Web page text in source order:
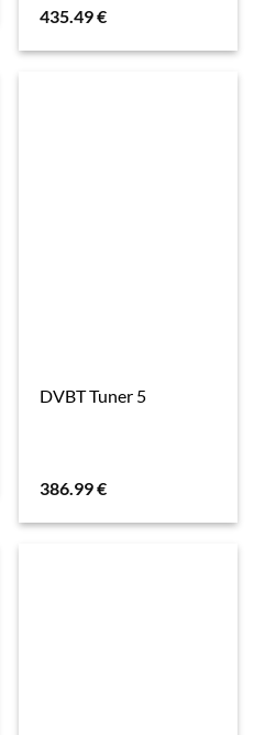
435.49€
DVBT Tuner 5
386.99€